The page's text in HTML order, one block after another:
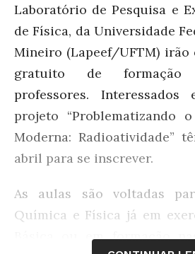
Laboratório de Pesquisa e
de Física, da Universidade
Mineiro (Lapeef/UFTM)
gratuito de formação
professores.
projeto “Problematizando
Moderna: Radioatividade”
abril para se inscrever.
As aulas são voltadas
Química e Física já em
Básica ou em formação